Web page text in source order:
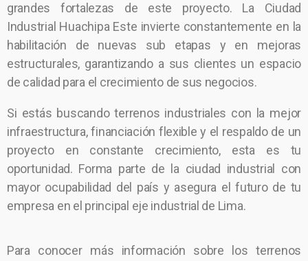
grandes fortalezas de este proyecto. La Ciudad
Industrial Huachipa Este invierte constantemente en la
habilitación de nuevas sub etapas y en mejoras
estructurales, garantizando a sus clientes un espacio
de calidad para el crecimiento de sus negocios.
Si estás buscando terrenos industriales con la mejor
infraestructura, financiación flexible y el respaldo de un
proyecto en constante crecimiento, esta es tu
oportunidad. Forma parte de la ciudad industrial con
mayor ocupabilidad del país y asegura el futuro de tu
empresa en el principal eje industrial de Lima.
Para conocer más información sobre los terrenos